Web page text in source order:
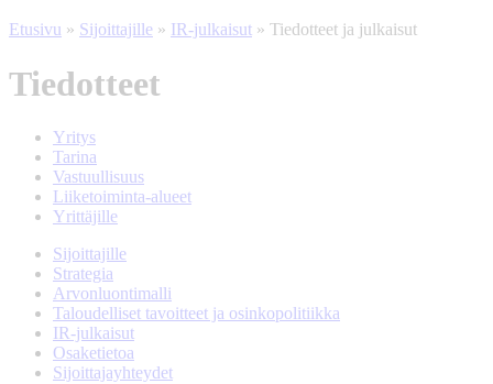
Etusivu » Sijoittajille » IR-julkaisut » Tiedotteet ja julkaisut
Tiedotteet
Yritys
Tarina
Vastuullisuus
Liiketoiminta-alueet
Yrittäjille
Sijoittajille
Strategia
Arvonluontimalli
Taloudelliset tavoitteet ja osinkopolitiikka
IR-julkaisut
Osaketietoa
Sijoittajayhteydet